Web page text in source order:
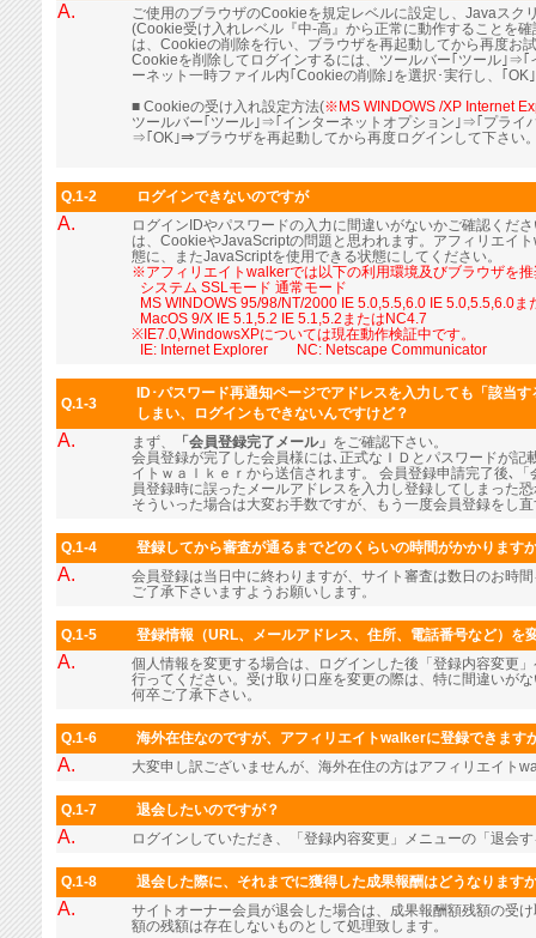
A.
ご使用のブラウザのCookieを規定レベルに設定し、Javaスク
(Cookie受け入れレベル『中-高』から正常に動作することを
は、Cookieの削除を行い、ブラウザを再起動してから再度お
Cookieを削除してログインするには、ツールバー｢ツール｣⇒
ーネット一時ファイル内｢Cookieの削除｣を選択･実行し、｢
■ Cookieの受け入れ設定方法(※MS WINDOWS /XP Internet
ツールバー｢ツール｣⇒｢インターネットオプション｣⇒｢プライ
⇒｢OK｣⇒ブラウザを再起動してから再度ログインして下さい
Q.1-2 ログインできないのですが
A.
ログインIDやパスワードの入力に間違いがないかご確認くだ
は、CookieやJavaScriptの問題と思われます。アフィリエイ
態に、またJavaScriptを使用できる状態にしてください。
※アフィリエイトwalkerでは以下の利用環境及びブラウザを
システム SSLモード 通常モード
MS WINDOWS 95/98/NT/2000 IE 5.0,5.5,6.0 IE 5.0,5.5,6.0ま
MacOS 9/X IE 5.1,5.2 IE 5.1,5.2またはNC4.7
※IE7.0,WindowsXPについては現在動作検証中です。
IE: Internet Explorer NC: Netscape Communicator
Q.1-3
ID･パスワード再通知ページでアドレスを入力しても「該当
しまい、ログインもできないんですけど？
A. まず、 「会員登録完了メール」 をご確認下さい。
会員登録が完了した会員様には､正式なＩＤとパスワードが
イトｗａｌｋｅｒから送信されます。 会員登録申請完了後､
員登録時に誤ったメールアドレスを入力し登録してしまった
そういった場合は大変お手数ですが、もう一度会員登録をし
Q.1-4 登録してから審査が通るまでどのくらいの時間がかかります
A.
会員登録は当日中に終わりますが、サイト審査は数日のお時
ご了承下さいますようお願いします。
Q.1-5 登録情報（URL、メールアドレス、住所、電話番号など）を
A.
個人情報を変更する場合は、ログインした後「登録内容変更
行ってください。受け取り口座を変更の際は、特に間違いが
何卒ご了承下さい。
Q.1-6 海外在住なのですが、アフィリエイトwalkerに登録できます
A. 大変申し訳ございませんが、海外在住の方はアフィリエイト
Q.1-7 退会したいのですが？
A. ログインしていただき、「登録内容変更」メニューの「退会
Q.1-8 退会した際に、それまでに獲得した成果報酬はどうなります
A.
サイトオーナー会員が退会した場合は、成果報酬額残額の受
額の残額は存在しないものとして処理致します。